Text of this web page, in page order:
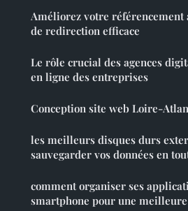
Améliorez votre référencement
de redirection efficace
Le rôle crucial des agences
en ligne des entreprises
Conception site web Loire-
les meilleurs disques durs
sauvegarder vos données en
comment organiser ses
smartphone pour une